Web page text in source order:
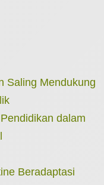
Saling Mendukung
dalam
Beradaptasi